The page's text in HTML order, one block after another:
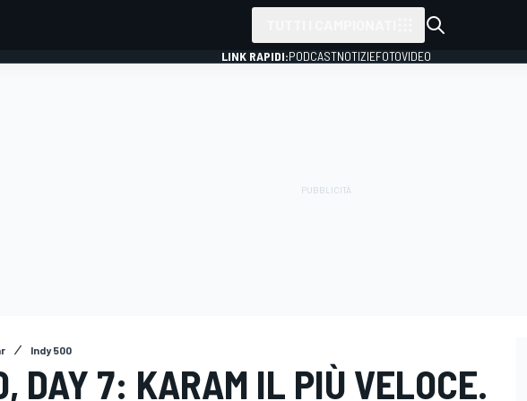
LINK RAPIDI:PODCASTNOTIZIEFOTOVIDEO
Indy 500
DAY 7: KARAM IL PIÙ VELOCE.